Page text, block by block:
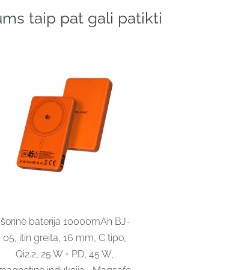
taip pat gali patikti
baterija 10000mAh BJ-
05, itin greita, 16 mm, C tipo,
Qi2.2, 25 W + PD, 45 W,